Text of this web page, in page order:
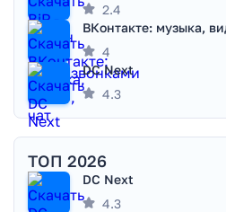
2.4
4
DC Next
4.3
ТОП 2026
DC Next
4.3